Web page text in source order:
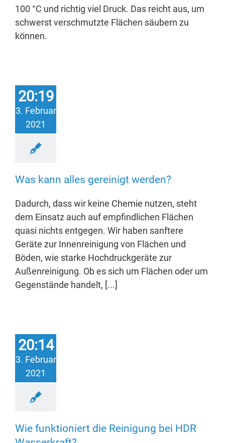
100 °C und richtig viel Druck. Das reicht aus, um
schwerst verschmutzte Flächen säubern zu
können.
20:19
3. Februar
2021
Was kann alles gereinigt werden?
Dadurch, dass wir keine Chemie nutzen, steht
dem Einsatz auch auf empfindlichen Flächen
quasi nichts entgegen. Wir haben sanftere
Geräte zur Innenreinigung von Flächen und
Böden, wie starke Hochdruckgeräte zur
Außenreinigung. Ob es sich um Flächen oder um
Gegenstände handelt, [...]
20:14
3. Februar
2021
Wie funktioniert die Reinigung bei HDR